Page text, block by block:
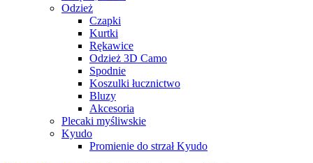
Odzież
Czapki
Kurtki
Rękawice
Odzież 3D Camo
Spodnie
Koszulki łucznictwo
Bluzy
Akcesoria
Plecaki myśliwskie
Kyudo
Promienie do strzał Kyudo